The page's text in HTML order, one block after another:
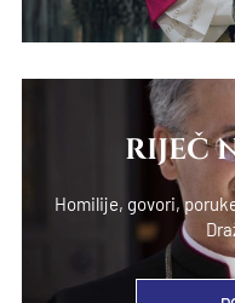
RIJEČ
Homilije, govori,